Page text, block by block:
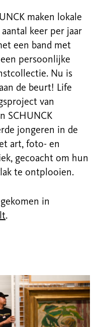
maken lokale
keer per jaar
een band met
persoonlijke
Nu is
de beurt! Life
van
SCHUNCK
jongeren in de
art, foto- en
gecoacht om hun
te ontplooien.
in
.